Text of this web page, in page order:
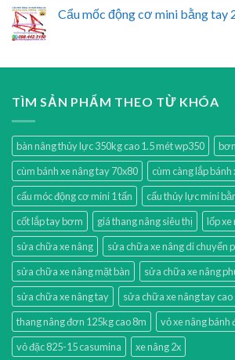
Cẩu mốc động cơ mini bằng tay
TÌM SẢN PHẨM THEO TỪ KHÓA
bàn nâng thủy lực 350kg cao 1.5 mét wp350
cùm bánh xe nâng tay 70x80
cùm càng lắp
cẩu móc động cơ mini 1 tấn
cẩu thủy lực mini
cốt lắp tay bơm
giá thang nâng siêu thị
lốp xe
sửa chữa xe nâng
sửa chữa xe nâng di chuyển
sửa chữa xe nâng mặt bàn
sửa chữa xe nâng
sửa chữa xe nâng tay
sửa chữa xe nâng tay cao
thang nâng đơn 125kg cao 8m
vỏ xe nâng bánh
vỏ đặc 825-15 casumina
xe nâng 2x